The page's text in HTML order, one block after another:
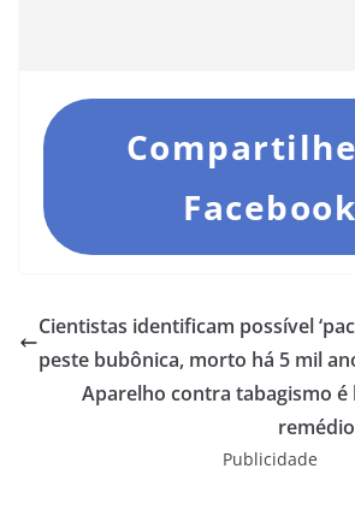
Facebook
Cientistas identificam possível
peste bubônica, morto há 5 mil
Aparelho contra tabagismo é
Publicidade